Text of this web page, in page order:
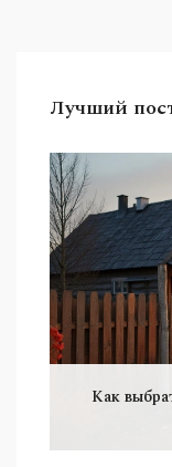
Лучший
Как